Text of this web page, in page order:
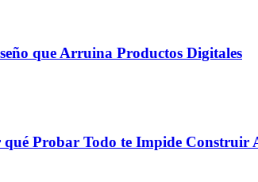
que Arruina Productos Digitales
Probar Todo te Impide Construir